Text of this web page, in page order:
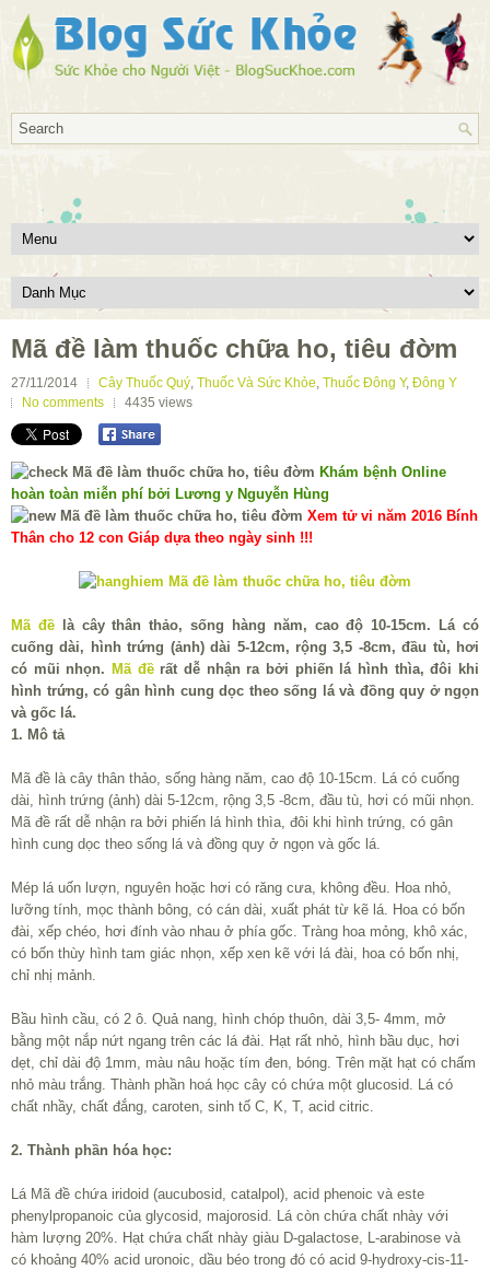
Mã đề làm thuốc chữa ho, tiêu đờm
27/11/2014 Cây Thuốc Quý, Thuốc Và Sức Khỏe, Thuốc Đông Y, Đông Y
No comments
4435 views
Khám bệnh Online
hoàn toàn miễn phí bởi Lương y Nguyễn Hùng
Xem tử vi năm 2016 Bính
Thân cho 12 con Giáp dựa theo ngày sinh !!!
Mã đềlà cây thân thảo, sống hàng năm, cao độ 10-15cm. Lá có
cuống dài, hình trứng (ảnh) dài 5-12cm, rộng 3,5 -8cm, đầu tù, hơi
có mũi nhọn. Mã đềrất dễ nhận ra bởi phiến lá hình thìa, đôi khi
hình trứng, có gân hình cung dọc theo sống lá và đồng quy ở ngọn
và gốc lá.
1. Mô tả
Mã đề là cây thân thảo, sống hàng năm, cao độ 10-15cm. Lá có cuống
dài, hình trứng (ảnh) dài 5-12cm, rộng 3,5 -8cm, đầu tù, hơi có mũi nhọn.
Mã đề rất dễ nhận ra bởi phiến lá hình thìa, đôi khi hình trứng, có gân
hình cung dọc theo sống lá và đồng quy ở ngọn và gốc lá.
Mép lá uốn lượn, nguyên hoặc hơi có răng cưa, không đều. Hoa nhỏ,
lưỡng tính, mọc thành bông, có cán dài, xuất phát từ kẽ lá. Hoa có bốn
đài, xếp chéo, hơi đính vào nhau ở phía gốc. Tràng hoa mỏng, khô xác,
có bốn thùy hình tam giác nhọn, xếp xen kẽ với lá đài, hoa có bốn nhị,
chỉ nhị mảnh.
Bầu hình cầu, có 2 ô. Quả nang, hình chóp thuôn, dài 3,5- 4mm, mở
bằng một nắp nứt ngang trên các lá đài. Hạt rất nhỏ, hình bầu dục, hơi
dẹt, chỉ dài độ 1mm, màu nâu hoặc tím đen, bóng. Trên mặt hạt có chấm
nhỏ màu trắng. Thành phần hoá học cây có chứa một glucosid. Lá có
chất nhầy, chất đắng, caroten, sinh tố C, K, T, acid citric.
2. Thành phần hóa học:
Lá Mã đề chứa iridoid (aucubosid, catalpol), acid phenoic và este
phenylpropanoic của glycosid, majorosid. Lá còn chứa chất nhày với
hàm lượng 20%. Hạt chứa chất nhày giàu D-galactose, L-arabinose và
có khoảng 40% acid uronoic, dầu béo trong đó có acid 9-hydroxy-cis-11-